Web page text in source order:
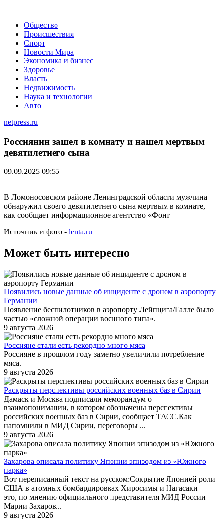
Общество
Происшествия
Спорт
Новости Мира
Экономика и бизнес
Здоровье
Власть
Недвижимость
Наука и технологии
Авто
netpress.ru
Россиянин зашел в комнату и нашел мертвым
девятилетнего сына
09.09.2025 09:55
В Ломоносовском районе Ленинградской области мужчина
обнаружил своего девятилетнего сына мертвым в комнате,
как сообщает информационное агентство «Фонт
Источник и фото - lenta.ru
Может быть интересно
Появились новые данные об инциденте с дроном в аэропорту
Германии
Появление беспилотников в аэропорту Лейпцига/Галле было
частью «сложной операции военного типа».
9 августа 2026
Россияне стали есть рекордно много мяса
Россияне в прошлом году заметно увеличили потребление
мяса.
9 августа 2026
Раскрыты перспективы российских военных баз в Сирии
Дамаск и Москва подписали меморандум о
взаимопонимании, в котором обозначены перспективы
российских военных баз в Сирии, сообщает ТАСС.Как
напомнили в МИД Сирии, переговоры ...
9 августа 2026
Захарова описала политику Японии эпизодом из «Южного
парка»
Вот переписанный текст на русском:Сокрытие Японией роли
США в атомных бомбардировках Хиросимы и Нагасаки —
это, по мнению официального представителя МИД России
Марии Захаров...
9 августа 2026